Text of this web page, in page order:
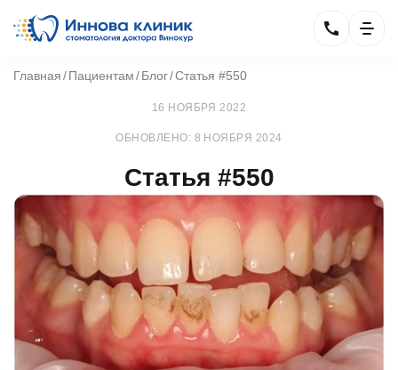
Главная Пациентам Блог Статья #550
16 НОЯБРЯ 2022
ОБНОВЛЕНО: 8 НОЯБРЯ 2024
Статья #550